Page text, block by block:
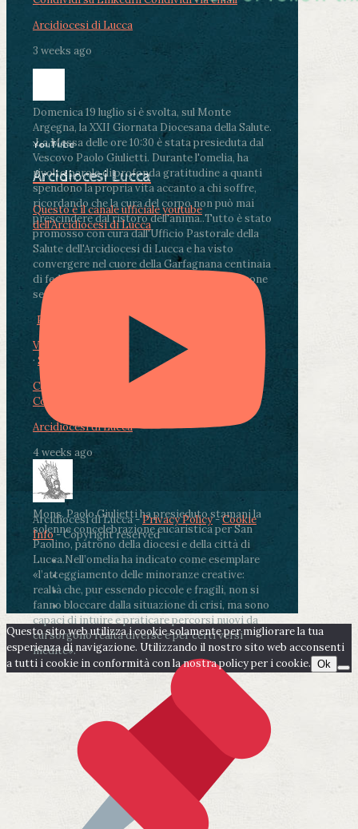
Arcidiocesi di Lucca
3 weeks ago
Domenica 19 luglio si è svolta, sul Monte
Argegna, la XXII Giornata Diocesana della Salute.
.La Messa delle ore 10:30 è stata presieduta dal
Vescovo Paolo Giulietti. Durante l'omelia, ha
rivolto parole di profonda gratitudine a quanti
spendono la propria vita accanto a chi soffre,
ricordando che la cura del corpo non può mai
prescindere dal ristoro dell'anima..Tutto è stato
promosso con cura dall'Ufficio Pastorale della
Salute dell'Arcidiocesi di Lucca e ha visto
convergere nel cuore della Garfagnana centinaia
di fedeli, operatori sanitari, volontari e persone
segnate dalla malattia.
Photo
View on Facebook
· Share
Condividi su Facebook
Condividi su LinkedIn
Arcidiocesi di Lucca
4 weeks ago
Mons. Paolo Giulietti ha presieduto stamani la
solenne concelebrazione eucaristica per San
Paolino, patrono della diocesi e della città di
Lucca.Nell’omelia ha indicato come esemplare
«l’atteggiamento delle minoranze creative:
realtà che, pur essendo piccole e fragili, non si
fanno bloccare dalla situazione di crisi, ma sono
capaci di intuire e praticare percorsi nuovi da
cui sorgono realtà diverse e per certi versi
inedite».
YouTube
Arcidiocesi Lucca
Questo è il canale ufficiale youtube
dell'Arcidiocesi di Lucca
Arcidiocesi di Lucca -Privacy Policy-Cookie
Info- Copyright reserved
Questo sito web utilizza i cookie solamente per migliorare la tua
esperienza di navigazione. Utilizzando il nostro sito web acconsenti
a tutti i cookie in conformità con la nostra policy per i cookie. Ok